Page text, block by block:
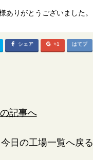
ありがとうございました。
シェア +1 はてブ
記事へ
今日の工場一覧へ戻る